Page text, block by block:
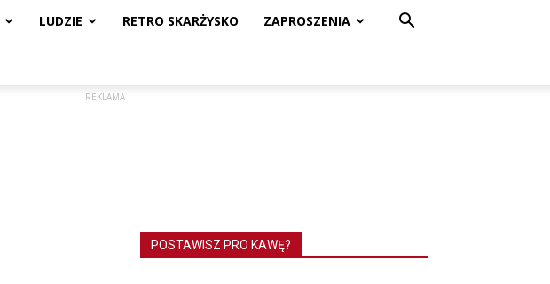
LUDZIE RETRO SKARŻYSKO ZAPROSZENIA
REKLAMA
POSTAWISZ PRO KAWĘ?